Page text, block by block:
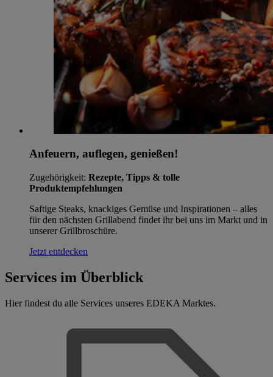
Anfeuern, auflegen, genießen!
Zugehörigkeit: Rezepte, Tipps & tolle
Produktempfehlungen
Saftige Steaks, knackiges Gemüse und Inspirationen – alles
für den nächsten Grillabend findet ihr bei uns im Markt und in
unserer Grillbroschüre.
Jetzt entdecken
Services im Überblick
Hier findest du alle Services unseres EDEKA Marktes.